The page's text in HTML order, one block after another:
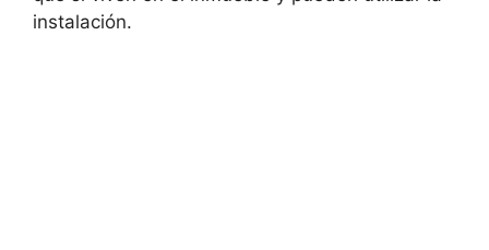
instalación.